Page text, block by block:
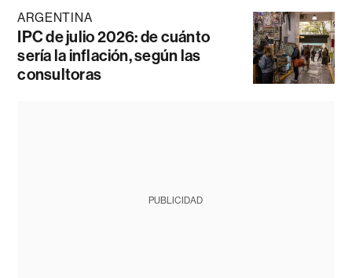
ARGENTINA
IPC de julio 2026: de cuánto
sería la inflación, según las
consultoras
PUBLICIDAD